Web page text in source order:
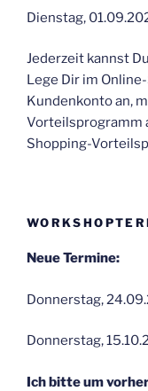
Dienstag,
Jederzeit kannst
Lege Dir im
Kundenkonto an,
Vorteilsprogramm
Shopping-
Neue Termine:
Donnerstag,
Donnerstag,
Ich bitte um